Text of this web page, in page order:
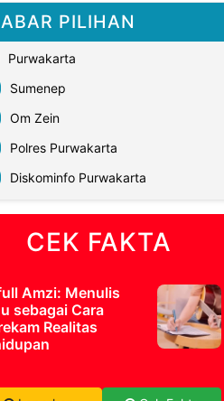
PILIHAN
Purwakarta
Sumenep
Om Zein
Polres Purwakarta
Diskominfo Purwakarta
CEK FAKTA
Amzi: Menulis
sebagai Cara
Realitas